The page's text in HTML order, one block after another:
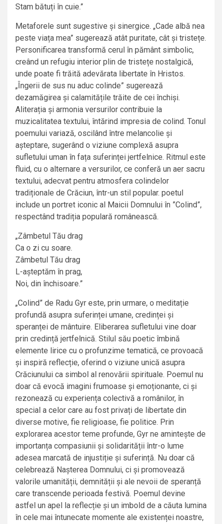
Stam bătuți în cuie.”
Metaforele sunt sugestive și sinergice. „Cade albă nea
peste viața mea” sugerează atât puritate, cât și tristețe.
Personificarea transformă cerul în pământ simbolic,
creând un refugiu interior plin de tristețe nostalgică,
unde poate fi trăită adevărata libertate în Hristos.
„Îngerii de sus nu aduc colinde” sugerează
dezamăgirea și calamitățile trăite de cei închiși.
Aliterația și armonia versurilor contribuie la
muzicalitatea textului, întărind impresia de colind. Tonul
poemului variază, oscilând între melancolie și
așteptare, sugerând o viziune complexă asupra
sufletului uman în fața suferinței jertfelnice. Ritmul este
fluid, cu o alternare a versurilor, ce conferă un aer sacru
textului, adecvat pentru atmosfera colindelor
tradiționale de Crăciun, într-un stil popular. poetul
include un portret iconic al Maicii Domnului în ”Colind”,
respectând tradiția populară românească.
„Zâmbetul Tău drag
Ca o zi cu soare.
Zâmbetul Tău drag
L-așteptăm în prag,
Noi, din închisoare.”
„Colind” de Radu Gyr este, prin urmare, o meditație
profundă asupra suferinței umane, credinței și
speranței de mântuire. Eliberarea sufletului vine doar
prin credință jertfelnică. Stilul său poetic îmbină
elemente lirice cu o profunzime tematică, ce provoacă
și inspiră reflecție, oferind o viziune unică asupra
Crăciunului ca simbol al renovării spirituale. Poemul nu
doar că evocă imagini frumoase și emoționante, ci și
rezonează cu experiența colectivă a românilor, în
special a celor care au fost privați de libertate din
diverse motive, fie religioase, fie politice. Prin
explorarea acestor teme profunde, Gyr ne amintește de
importanța compasiunii și solidarității într-o lume
adesea marcată de injustiție și suferință. Nu doar că
celebrează Nașterea Domnului, ci și promovează
valorile umanității, demnității și ale nevoii de speranță
care transcende perioada festivă. Poemul devine
astfel un apel la reflecție și un imbold de a căuta lumina
în cele mai întunecate momente ale existenței noastre,